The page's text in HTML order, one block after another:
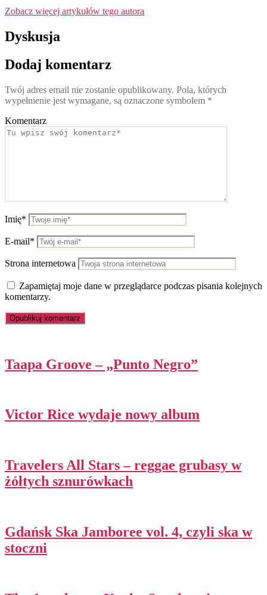
Zobacz więcej artykułów tego autora
Dyskusja
Dodaj komentarz
Twój adres email nie zostanie opublikowany. Pola, których
wypełnienie jest wymagane, są oznaczone symbolem *
Komentarz
Imię*
E-mail*
Strona internetowa
Zapamiętaj moje dane w przeglądarce podczas pisania kolejnych
komentarzy.
Taapa Groove – „Punto Negro”
Victor Rice wydaje nowy album
Travelers All Stars – reggae grubasy w
żółtych sznurówkach
Gdańsk Ska Jamboree vol. 4, czyli ska w
stoczni